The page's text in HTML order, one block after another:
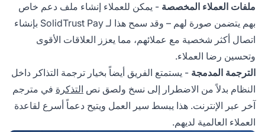
ملفات العملاء المخصصة - يمكن للعملاء إنشاء ملف دعم خاص
بهم يتضمن صورة لهم – وقد سمح هذا لـ SolidTrust Pay بإنشاء
اتصال أكثر شخصية مع عملائهم، مما يعزز العلاقات الأقوى
وتحسين رضا العملاء.
الترجمة المدمجة - يستمتع الفريق أيضاً بخيار ترجمة التذاكر داخل
النظام بدلاً من الاضطرار إلى نسخ ولصق نص التذكرة في مترجم
آخر عبر الإنترنت. هذا يبسط سير العمل ويتيح دعماً أسرع لقاعدة
العملاء العالمية لديهم.